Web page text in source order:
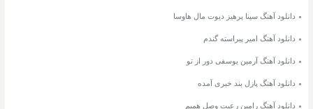
دانلود آهنگ سینا پرهیز دیوت مال هاوسا
دانلود آهنگ امیر پیراسته گندم
دانلود آهنگ آرمین یوسفی دور از تو
دانلود آهنگ پازل بند خبری آمده
دانلود آهنگ رامین رعیت وصل همیم